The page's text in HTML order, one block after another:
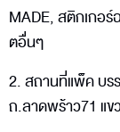
MADE, สติกเก
ตอื่นๆ
2. สถานที่แพ็ค บร
ถ.ลาดพร้าว71 แข